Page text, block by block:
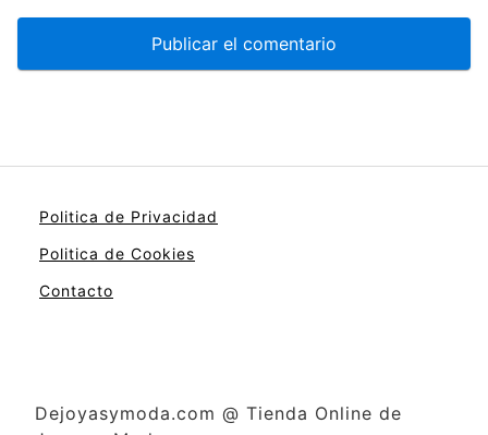
Politica de Privacidad
Politica de Cookies
Contacto
Dejoyasymoda.com @ Tienda Online de